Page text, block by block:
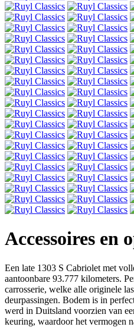
Accessoires en
Een late 1303 S Cabriolet met
aantoonbare 93.777 kilometers.
carrosserie, welke alle originele
deurpassingen. Bodem is in
werd in Duitsland voorzien van
keuring, waardoor het vermogen